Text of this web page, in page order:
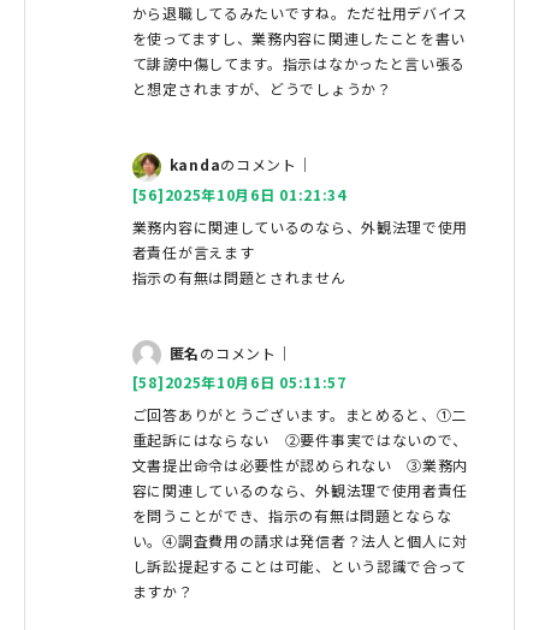
から退職してるみたいですね。ただ社用デバイス
を使ってますし、業務内容に関連したことを書い
て誹謗中傷してます。指示はなかったと言い張る
と想定されますが、どうでしょうか？
kandaのコメント｜
[56]2025年10月6日 01:21:34
業務内容に関連しているのなら、外観法理で使用
者責任が言えます
指示の有無は問題とされません
匿名のコメント｜
[58]2025年10月6日 05:11:57
ご回答ありがとうございます。まとめると、①二
重起訴にはならない ②要件事実ではないので、
文書提出命令は必要性が認められない ③業務内
容に関連しているのなら、外観法理で使用者責任
を問うことができ、指示の有無は問題とならな
い。④調査費用の請求は発信者？法人と個人に対
し訴訟提起することは可能、という認識で合って
ますか？